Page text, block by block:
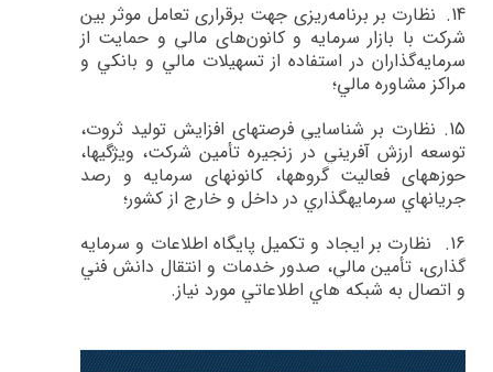
14.
نظارت بر برنامه‌ريزي جهت برقراري تعامل موثر بين
شركت‌ با بازار سرمايه و كانون‌هاي مالي و حمايت از
سرمايه‌گذاران در استفاده از تسهيلات مالي و بانكي و
مراكز مشاوره مالي؛
15. نظارت بر شناسايي فرصت­هاي افزايش توليد ثروت،
توسعه ارزش آفريني در زنجيره تأمين شركت، ويژگي­ها،
حوزه­هاي فعاليت گروه­ها، كانون­هاي سرمايه و رصد
جريان­هاي سرمايه­گذاري در داخل و خارج از كشور؛
16.
نظارت بر ايجاد و تكميل پايگاه اطلاعات و سرمايه
گذاري، تأمين مالي، صدور خدمات و انتقال دانش فني
و اتصال به شبكه هاي اطلاعاتي مورد نياز.